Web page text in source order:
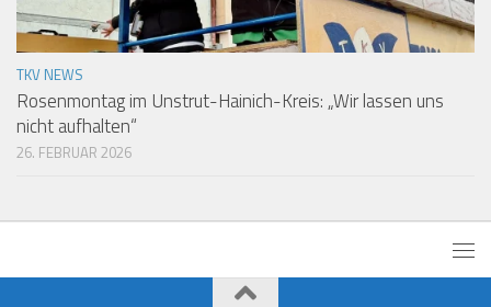
TKV NEWS
Rosenmontag im Unstrut-Hainich-Kreis: „Wir lassen uns
nicht aufhalten“
26. FEBRUAR 2026